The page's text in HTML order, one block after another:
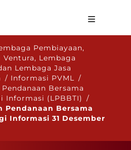
Pembiayaan,
Ventura, Lembaga
Lembaga Jasa
/ Informasi PVML /
Bersama
Informasi (LPBBTI) /
Pendanaan Bersama
Informasi 31 Desember